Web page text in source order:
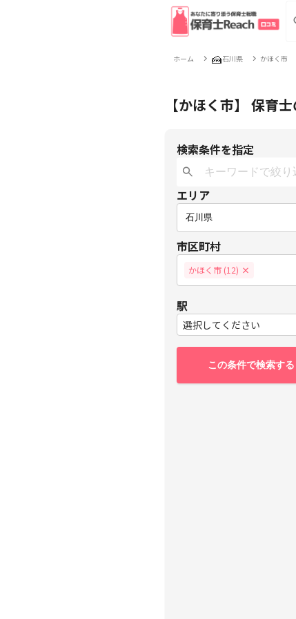
ホーム 🍰石川県 かほく市
【かほく市】 保育
検索条件を指定
エリア
市区町村
かほく市 (12) ×
駅
選択してください
この条件で検索する